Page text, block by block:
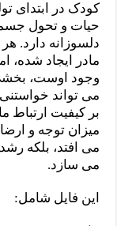
کودک در ابتدای
حیات و تحول
دلسوزانه دارد.
مادر ایجاد شده،
وجود اوست، بخشی
می تواند
بر کیفیت ارتباط
میزان توجه و
می افتد، بلکه
می سازد.
این فایل شامل: